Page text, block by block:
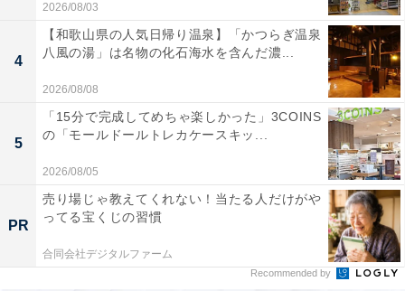
【栃木県】3公園すべて入園無料！ 70種類の
複合遊具や園内の駄菓子屋も……家族で行き
たい公園3選
2026/08/03
4
【和歌山県の人気日帰り温泉】「かつらぎ温泉
八風の湯」は名物の化石海水を含んだ濃...
2026/08/08
5
「15分で完成してめちゃ楽しかった」3COINS
の「モールドールトレカケースキッ...
2026/08/05
PR
売り場じゃ教えてくれない！当たる人だけがや
ってる宝くじの習慣
合同会社デジタルファーム
Recommended by